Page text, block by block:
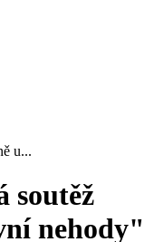
u...
soutěž
nehody"